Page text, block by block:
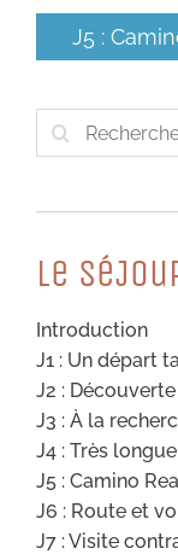
J5 :
Rechercher:
Le
Introduction
J1 : Un départ
J2 :
J3 : À la
J4 : Très
J5 : Camino
J6 : Route et
J7 : Visite